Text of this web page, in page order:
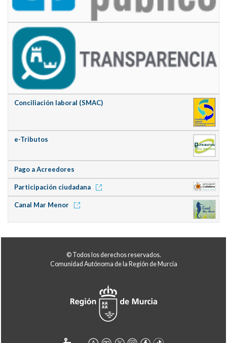
Conciliación laboral (SMAC)
e-Tributos
Pago a Acreedores
Participación ciudadana
Canal Mar Menor
© Todos los derechos reservados.
Comunidad Autónoma de la Región de Murcia